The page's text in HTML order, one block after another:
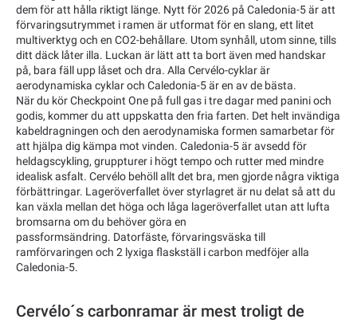
dem för att hålla riktigt länge. Nytt för 2026 på Caledonia-5 är att
förvaringsutrymmet i ramen är utformat för en slang, ett litet
multiverktyg och en CO2-behållare. Utom synhåll, utom sinne, tills
ditt däck låter illa. Luckan är lätt att ta bort även med handskar
på, bara fäll upp låset och dra. Alla Cervélo-cyklar är
aerodynamiska cyklar och Caledonia-5 är en av de bästa.
När du kör Checkpoint One på full gas i tre dagar med panini och
godis, kommer du att uppskatta den fria farten. Det helt invändiga
kabeldragningen och den aerodynamiska formen samarbetar för
att hjälpa dig kämpa mot vinden. Caledonia-5 är avsedd för
heldagscykling, gruppturer i högt tempo och rutter med mindre
idealisk asfalt. Cervélo behöll allt det bra, men gjorde några viktiga
förbättringar. Lageröverfallet över styrlagret är nu delat så att du
kan växla mellan det höga och låga lageröverfallet utan att lufta
bromsarna om du behöver göra en
passformsändring. Datorfäste, förvaringsväska till
ramförvaringen och 2 lyxiga flaskställ i carbon medföjer alla
Caledonia-5.
Cervélo´s carbonramar är mest troligt de